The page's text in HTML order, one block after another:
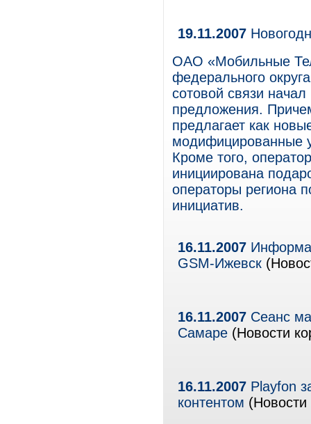
19.11.2007
ОАО «Мобильные
федерального
сотовой связи
предложения.
предлагает как
модифицированные
Кроме того,
инициирована
операторы региона
инициатив.
16.11.2007
GSM-Ижевск
16.11.2007 Сеанс
Самаре (Новости
16.11.2007 Playfon
контентом (Новости